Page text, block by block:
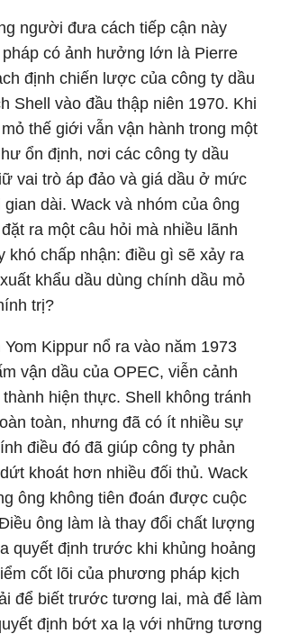
người đưa cách tiếp cận này
có ảnh hưởng lớn là Pierre
định chiến lược của công ty dầu
Shell vào đầu thập niên 1970. Khi
thế giới vẫn vận hành trong một
ổn định, nơi các công ty dầu
vai trò áp đảo và giá dầu ở mức
dài. Wack và nhóm của ông
ra một câu hỏi mà nhiều lãnh
khó chấp nhận: điều gì sẽ xảy ra
khẩu dầu dùng chính dầu mỏ
trị?
Yom Kippur nổ ra vào năm 1973
vận dầu của OPEC, viễn cảnh
hiện thực. Shell không tránh
toàn, nhưng đã có ít nhiều sự
điều đó đã giúp công ty phản
khoát hơn nhiều đối thủ. Wack
ông không tiên đoán được cuộc
ông làm là thay đổi chất lượng
quyết định trước khi khủng hoảng
cốt lõi của phương pháp kịch
để biết trước tương lai, mà để làm
định bớt xa lạ với những tương